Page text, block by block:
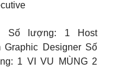
Số lượng: 1 Host
Designer Số
1 VI VU MÙNG 2